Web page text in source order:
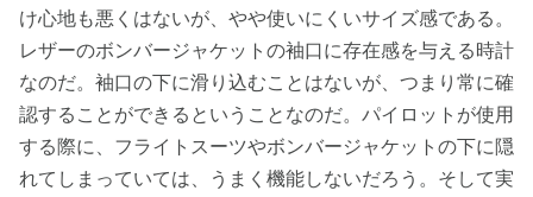
け心地も悪くはないが、やや使いにくいサイズ感である。
レザーのボンバージャケットの袖口に存在感を与える時計
なのだ。袖口の下に滑り込むことはないが、つまり常に確
認することができるということなのだ。パイロットが使用
する際に、フライトスーツやボンバージャケットの下に隠
れてしまっていては、うまく機能しないだろう。そして実